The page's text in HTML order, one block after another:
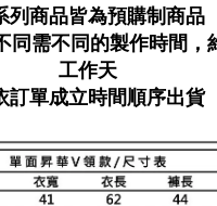
列商品皆為預購制商品
同需不同的製作時間，
工作天
訂單成立時間順序出貨